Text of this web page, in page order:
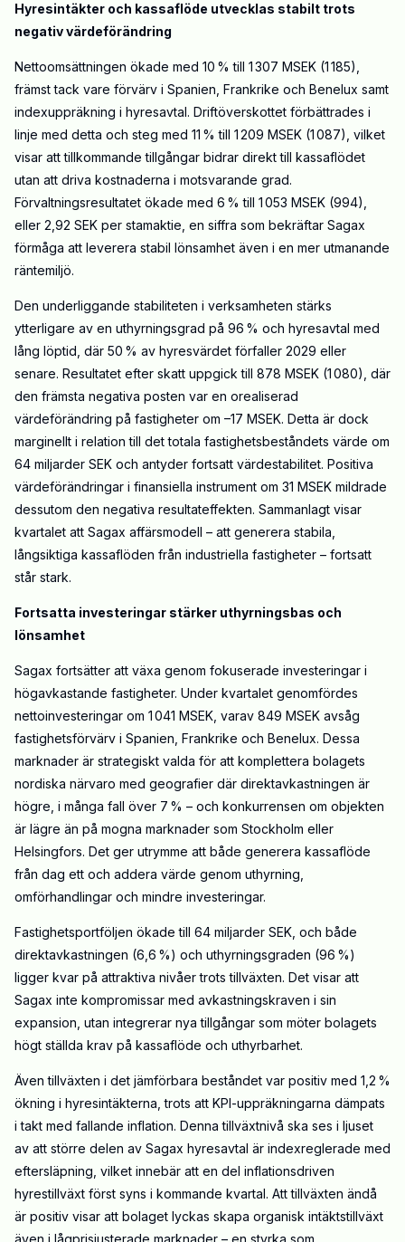
Hyresintäkter och kassaflöde utvecklas stabilt trots
negativ värdeförändring
Nettoomsättningen ökade med 10 % till 1 307 MSEK (1 185),
främst tack vare förvärv i Spanien, Frankrike och Benelux samt
indexuppräkning i hyresavtal. Driftöverskottet förbättrades i
linje med detta och steg med 11 % till 1 209 MSEK (1 087), vilket
visar att tillkommande tillgångar bidrar direkt till kassaflödet
utan att driva kostnaderna i motsvarande grad.
Förvaltningsresultatet ökade med 6 % till 1 053 MSEK (994),
eller 2,92 SEK per stamaktie, en siffra som bekräftar Sagax
förmåga att leverera stabil lönsamhet även i en mer utmanande
räntemiljö.
Den underliggande stabiliteten i verksamheten stärks
ytterligare av en uthyrningsgrad på 96 % och hyresavtal med
lång löptid, där 50 % av hyresvärdet förfaller 2029 eller
senare. Resultatet efter skatt uppgick till 878 MSEK (1 080), där
den främsta negativa posten var en orealiserad
värdeförändring på fastigheter om –17 MSEK. Detta är dock
marginellt i relation till det totala fastighetsbeståndets värde om
64 miljarder SEK och antyder fortsatt värdestabilitet. Positiva
värdeförändringar i finansiella instrument om 31 MSEK mildrade
dessutom den negativa resultateffekten. Sammanlagt visar
kvartalet att Sagax affärsmodell – att generera stabila,
långsiktiga kassaflöden från industriella fastigheter – fortsatt
står stark.
Fortsatta investeringar stärker uthyrningsbas och
lönsamhet
Sagax fortsätter att växa genom fokuserade investeringar i
högavkastande fastigheter. Under kvartalet genomfördes
nettoinvesteringar om 1 041 MSEK, varav 849 MSEK avsåg
fastighetsförvärv i Spanien, Frankrike och Benelux. Dessa
marknader är strategiskt valda för att komplettera bolagets
nordiska närvaro med geografier där direktavkastningen är
högre, i många fall över 7 % – och konkurrensen om objekten
är lägre än på mogna marknader som Stockholm eller
Helsingfors. Det ger utrymme att både generera kassaflöde
från dag ett och addera värde genom uthyrning,
omförhandlingar och mindre investeringar.
Fastighetsportföljen ökade till 64 miljarder SEK, och både
direktavkastningen (6,6 %) och uthyrningsgraden (96 %)
ligger kvar på attraktiva nivåer trots tillväxten. Det visar att
Sagax inte kompromissar med avkastningskraven i sin
expansion, utan integrerar nya tillgångar som möter bolagets
högt ställda krav på kassaflöde och uthyrbarhet.
Även tillväxten i det jämförbara beståndet var positiv med 1,2 %
ökning i hyresintäkterna, trots att KPI-uppräkningarna dämpats
i takt med fallande inflation. Denna tillväxtnivå ska ses i ljuset
av att större delen av Sagax hyresavtal är indexreglerade med
eftersläpning, vilket innebär att en del inflationsdriven
hyrestillväxt först syns i kommande kvartal. Att tillväxten ändå
är positiv visar att bolaget lyckas skapa organisk intäktstillväxt
även i lågprisjusterade marknader – en styrka som